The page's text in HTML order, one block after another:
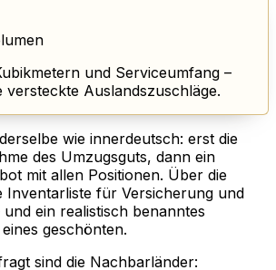
und Serviceumfang –
Auslandszuschläge.
wie innerdeutsch: erst die
des Umzugsguts, dann ein
mit allen Positionen. Über die
Inventarliste für Versicherung und
ein realistisch benanntes
geschönten.
sind die Nachbarländer: